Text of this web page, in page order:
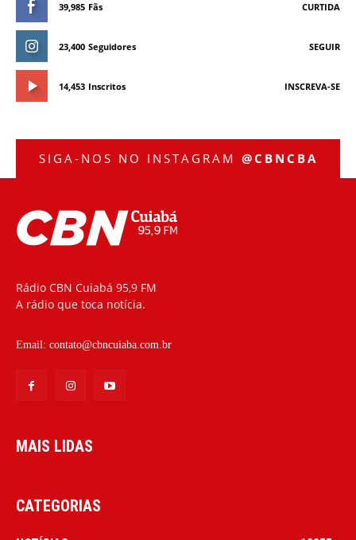
39,985 Fãs CURTIDA
23,400 Seguidores SEGUIR
14,453 Inscritos INSCREVA-SE
SIGA-NOS NO INSTAGRAM @CBNCBA
Rádio CBN Cuiabá 95,9 FM
A rádio que toca notícia.
Email: contato@cbncuiaba.com.br
MAIS LIDAS
CATEGORIAS